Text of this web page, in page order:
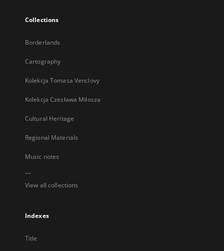
Collections
Borderlands
Cartography
Kolekcja Tomasa Venclovy
Kolekcja Czesława Miłosza
Cultural Heritage
Regional Materials
Music notes
...
View all collections
Indexes
Title